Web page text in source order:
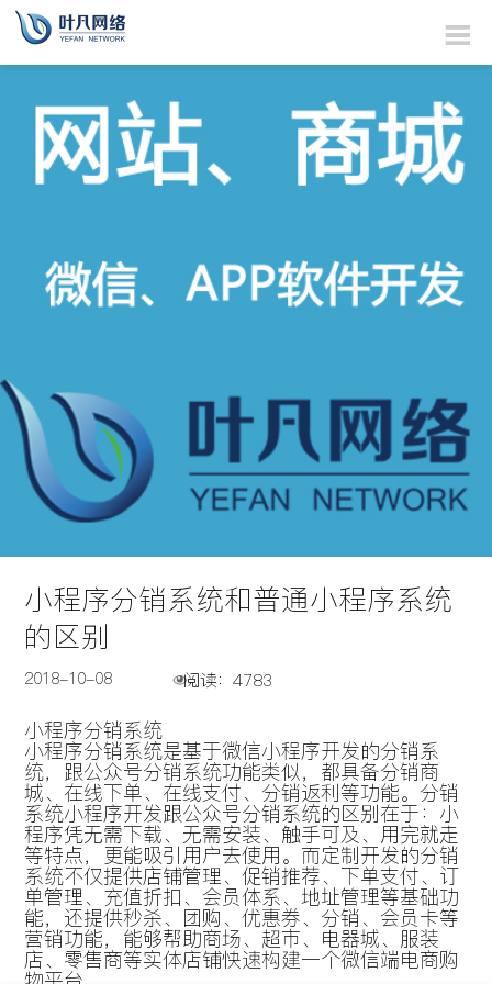
小程序分销系统和普通小程序系统
的区别
2018-10-08
小程序分销系统
小程序分销系统是基于微信小程序开发的分销系
统，跟公众号分销系统功能类似，都具备分销商
城、在线下单、在线支付、分销返利等功能。分销
系统小程序开发跟公众号分销系统的区别在于：小
程序凭无需下载、无需安装、触手可及、用完就走
等特点，更能吸引用户去使用。而定制开发的分销
系统不仅提供店铺管理、促销推荐、下单支付、订
单管理、充值折扣、会员体系、地址管理等基础功
能，还提供秒杀、团购、优惠券、分销、会员卡等
营销功能，能够帮助商场、超市、电器城、服装
店、零售商等实体店铺快速构建一个微信端电商购